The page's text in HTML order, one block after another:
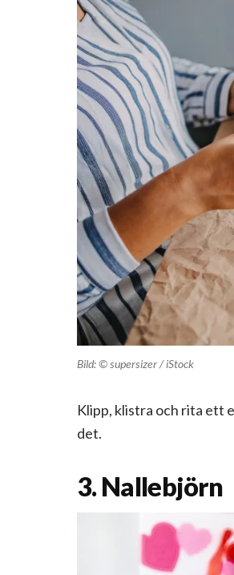
Bild: © supersizer / iStock
Klipp, klistra och rita ett
det.
3. Nallebjörn